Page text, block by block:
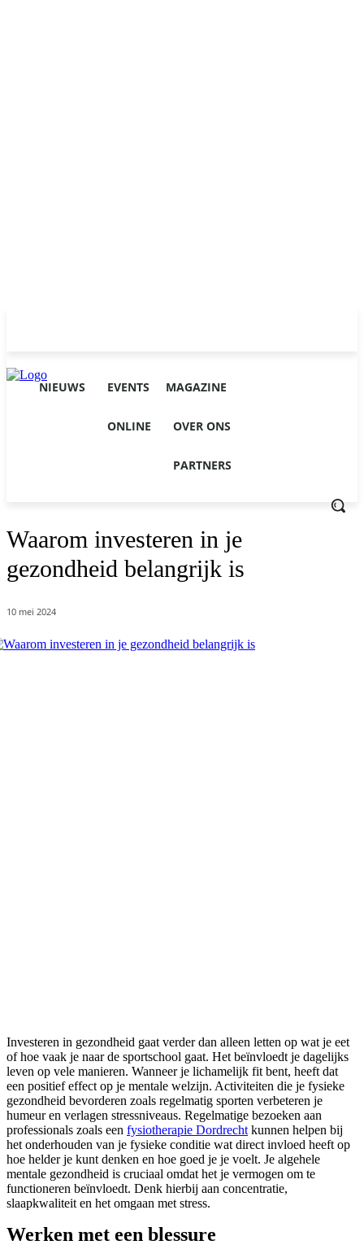
NIEUWS EVENTS MAGAZINE
ONLINE OVER ONS
PARTNERS
Waarom investeren in je
gezondheid belangrijk is
10 mei 2024
Investeren in gezondheid gaat verder dan alleen letten op wat je eet
of hoe vaak je naar de sportschool gaat. Het beïnvloedt je dagelijks
leven op vele manieren. Wanneer je lichamelijk fit bent, heeft dat
een positief effect op je mentale welzijn. Activiteiten die je fysieke
gezondheid bevorderen zoals regelmatig sporten verbeteren je
humeur en verlagen stressniveaus. Regelmatige bezoeken aan
professionals zoals een fysiotherapie Dordrecht kunnen helpen bij
het onderhouden van je fysieke conditie wat direct invloed heeft op
hoe helder je kunt denken en hoe goed je je voelt. Je algehele
mentale gezondheid is cruciaal omdat het je vermogen om te
functioneren beïnvloedt. Denk hierbij aan concentratie,
slaapkwaliteit en het omgaan met stress.
Werken met een blessure